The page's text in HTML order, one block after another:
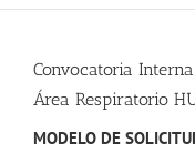
Convocatoria
Área Respiratorio
MODELO DE